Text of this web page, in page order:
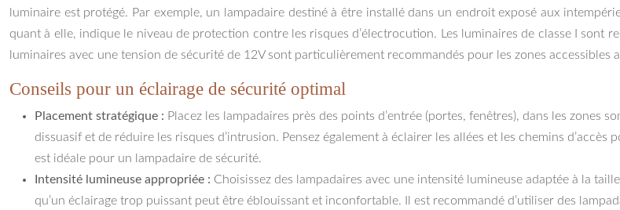
luminaire est protégé. Par exemple, un lampadaire destiné à être installé dans un endroit exposé aux
quant à elle, indique le niveau de protection contre les risques d’électrocution. Les luminaires de classe I sont
luminaires avec une tension de sécurité de 12V sont particulièrement recommandés pour les zones accessibles
Conseils pour un éclairage de sécurité optimal
Placement stratégique : Placez les lampadaires près des points d’entrée (portes, fenêtres), dans les zones
dissuasif et de réduire les risques d’intrusion. Pensez également à éclairer les allées et les chemins
est idéale pour un lampadaire de sécurité.
Intensité lumineuse appropriée : Choisissez des lampadaires avec une intensité lumineuse adaptée à la
qu’un éclairage trop puissant peut être éblouissant et inconfortable. Il est recommandé d’utiliser des